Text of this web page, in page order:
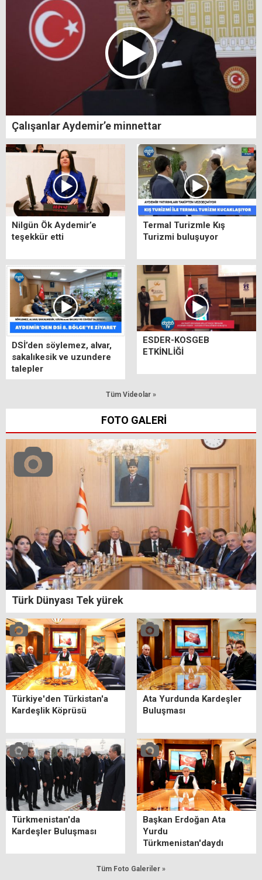
Çalışanlar Aydemir’e minnettar
Nilgün Ök Aydemir’e
teşekkür etti
Termal Turizmle Kış
Turizmi buluşuyor
DSİ’den söylemez, alvar,
sakalıkesik ve uzundere
talepler
ESDER-KOSGEB
ETKİNLİĞİ
Tüm Videolar »
FOTO GALERİ
Türk Dünyası Tek yürek
Türkiye'den Türkistan'a
Kardeşlik Köprüsü
Ata Yurdunda Kardeşler
Buluşması
Türkmenistan'da
Kardeşler Buluşması
Başkan Erdoğan Ata
Yurdu
Türkmenistan'daydı
Tüm Foto Galeriler »